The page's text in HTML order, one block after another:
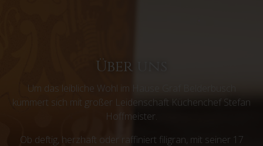
Über uns
Um das leibliche Wohl im Hause Graf Belderbusch
kümmert sich mit großer Leidenschaft Küchenchef Stefan
Hoffmeister.
Ob deftig, herzhaft oder raffiniert filigran, mit seiner 17